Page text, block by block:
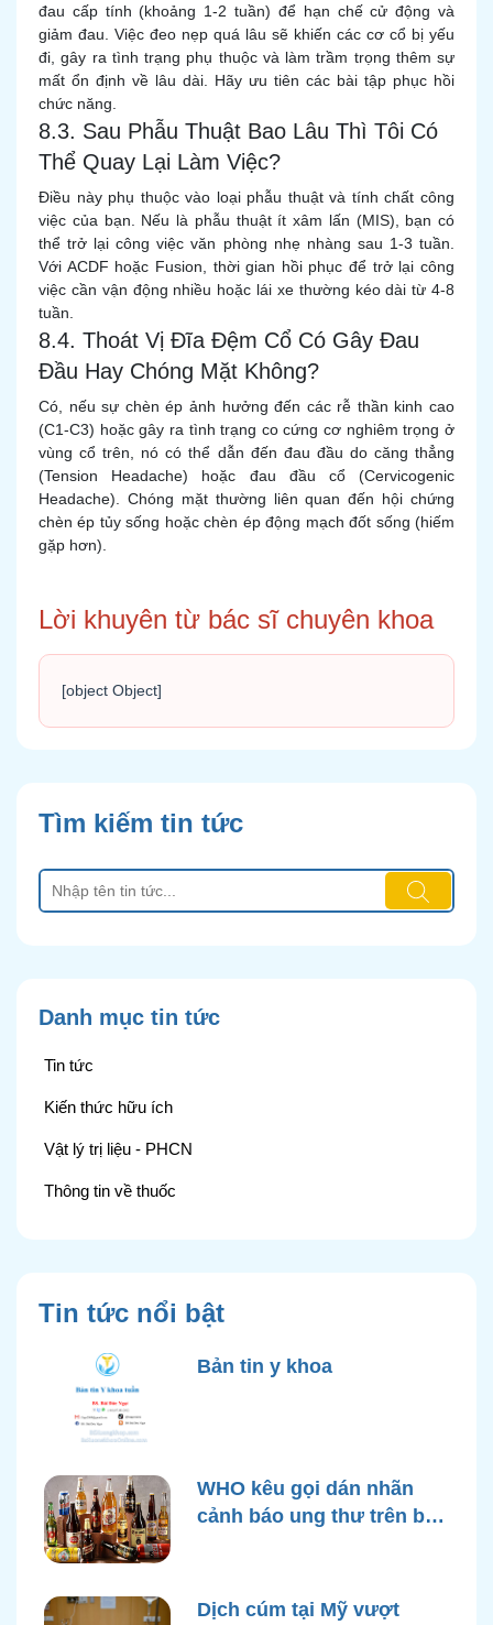
đau cấp tính (khoảng 1-2 tuần) để hạn chế cử động và
giảm đau. Việc đeo nẹp quá lâu sẽ khiến các cơ cổ bị yếu
đi, gây ra tình trạng phụ thuộc và làm trầm trọng thêm sự
mất ổn định về lâu dài. Hãy ưu tiên các bài tập phục hồi
chức năng.
8.3. Sau Phẫu Thuật Bao Lâu Thì Tôi Có
Thể Quay Lại Làm Việc?
Điều này phụ thuộc vào loại phẫu thuật và tính chất công
việc của bạn. Nếu là phẫu thuật ít xâm lấn (MIS), bạn có
thể trở lại công việc văn phòng nhẹ nhàng sau 1-3 tuần.
Với ACDF hoặc Fusion, thời gian hồi phục để trở lại công
việc cần vận động nhiều hoặc lái xe thường kéo dài từ 4-8
tuần.
8.4. Thoát Vị Đĩa Đệm Cổ Có Gây Đau
Đầu Hay Chóng Mặt Không?
Có, nếu sự chèn ép ảnh hưởng đến các rễ thần kinh cao
(C1-C3) hoặc gây ra tình trạng co cứng cơ nghiêm trọng ở
vùng cổ trên, nó có thể dẫn đến đau đầu do căng thẳng
(Tension Headache) hoặc đau đầu cổ (Cervicogenic
Headache). Chóng mặt thường liên quan đến hội chứng
chèn ép tủy sống hoặc chèn ép động mạch đốt sống (hiếm
gặp hơn).
Lời khuyên từ bác sĩ chuyên khoa
[object Object]
Tìm kiếm tin tức
Danh mục tin tức
Tin tức
Kiến thức hữu ích
Vật lý trị liệu - PHCN
Thông tin về thuốc
Tin tức nổi bật
Bản tin y khoa
WHO kêu gọi dán nhãn
cảnh báo ung thư trên bao
Dịch cúm tại Mỹ vượt